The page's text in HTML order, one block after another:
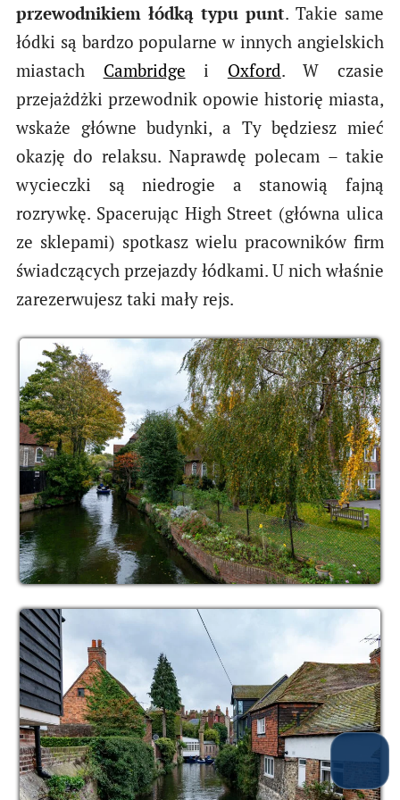
przewodnikiem łódką typu punt. Takie same
łódki są bardzo popularne w innych angielskich
miastach Cambridge i Oxford. W czasie
przejażdżki przewodnik opowie historię miasta,
wskaże główne budynki, a Ty będziesz mieć
okazję do relaksu. Naprawdę polecam – takie
wycieczki są niedrogie a stanowią fajną
rozrywkę. Spacerując High Street (główna ulica
ze sklepami) spotkasz wielu pracowników firm
świadczących przejazdy łódkami. U nich właśnie
zarezerwujesz taki mały rejs.